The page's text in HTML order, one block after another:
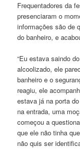
Frequentadores da
presenciaram o
informações são de
do banheiro, e
“Eu estava saindo
alcoolizado, ele
banheiro e o
reagiu, ele
estava já na porta
na entrada, uma
começou a
que ele não tinha
não quis ser